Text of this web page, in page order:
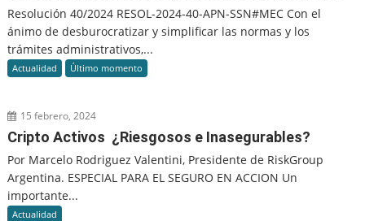
Resolución 40/2024 RESOL-2024-40-APN-SSN#MEC Con el
ánimo de desburocratizar y simplificar las normas y los
trámites administrativos,...
Actualidad Último momento
15 febrero, 2024
Cripto Activos ¿Riesgosos e Inasegurables?
Por Marcelo Rodriguez Valentini, Presidente de RiskGroup
Argentina. ESPECIAL PARA EL SEGURO EN ACCION Un
importante...
Actualidad